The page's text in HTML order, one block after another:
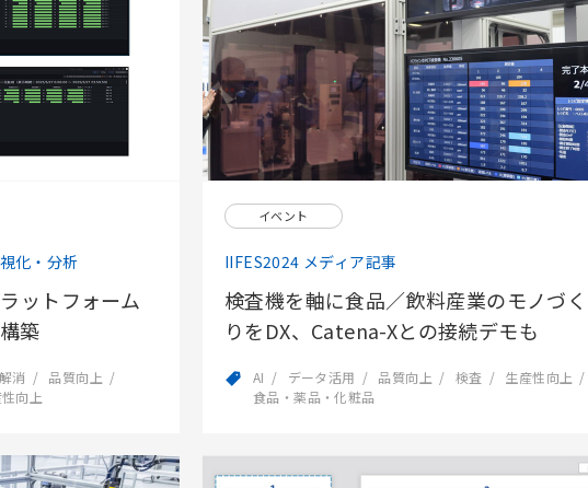
化・分析
ットフォーム
築
消
品質向上
向上
イベント
IIFES2024 メディア記事
検査機を軸に食品／飲料産業のモノづく
りをDX、Catena-Xとの接続デモも
AI データ活用 品質向上 検査
生産性向上
食品・薬品・化粧品